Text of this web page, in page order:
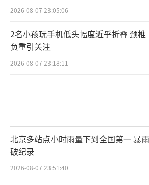
2026-08-07 23:05:06
2名小孩玩手机低头幅度近乎折叠 颈椎
负重引关注
2026-08-07 23:18:11
北京多站点小时雨量下到全国第一 暴雨
破纪录
2026-08-07 23:51:40